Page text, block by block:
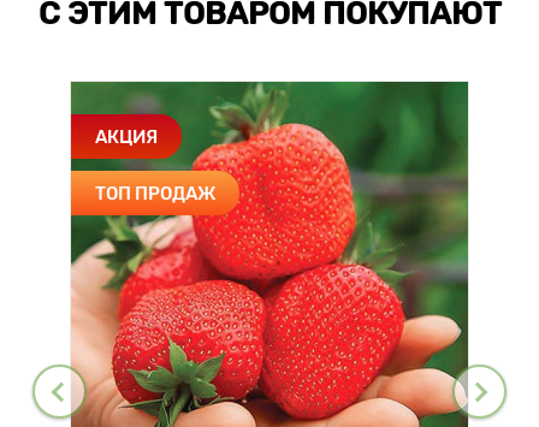
С ЭТИМ ТОВАРОМ ПОКУПАЮТ
АКЦИЯ
ТОП ПРОДАЖ